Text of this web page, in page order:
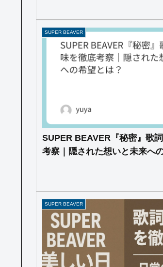
SUPER BEAVER
SUPER BEAVER『秘密』歌
考察｜隠された想いと未来へ
SUPER BEAVER